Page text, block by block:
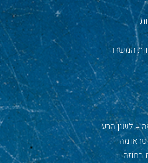
המשרד
= לשון הרע
טראומה
בחוזה